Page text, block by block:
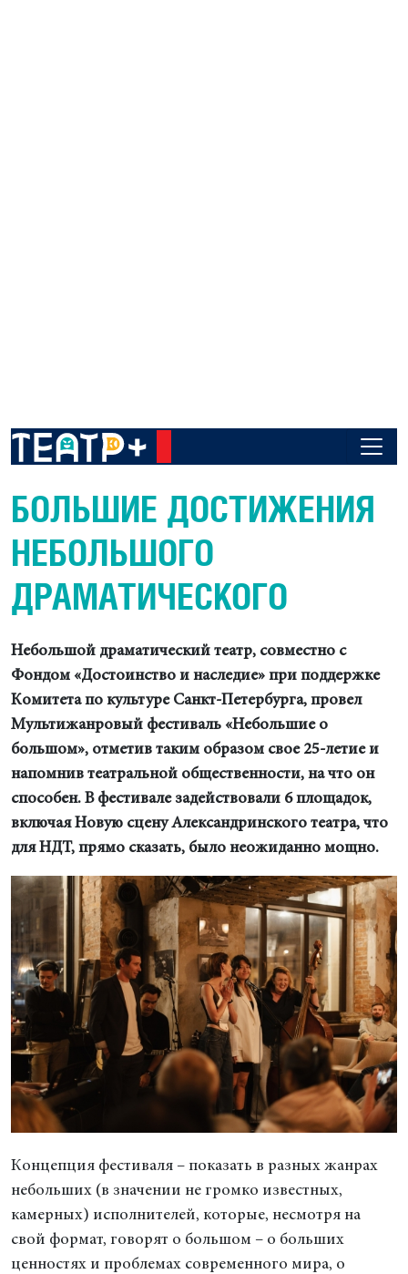
БОЛЬШИЕ ДОСТИЖЕНИЯ
НЕБОЛЬШОГО
ДРАМАТИЧЕСКОГО
Небольшой драматический театр, совместно с
Фондом «Достоинство и наследие» при поддержке
Комитета по культуре Санкт-Петербурга, провел
Мультижанровый фестиваль «Небольшие о
большом», отметив таким образом свое 25-летие и
напомнив театральной общественности, на что он
способен. В фестивале задействовали 6 площадок,
включая Новую сцену Александринского театра, что
для НДТ, прямо сказать, было неожиданно мощно.
Концепция фестиваля – показать в разных жанрах
небольших (в значении не громко известных,
камерных) исполнителей, которые, несмотря на
свой формат, говорят о большом – о больших
ценностях и проблемах современного мира, о